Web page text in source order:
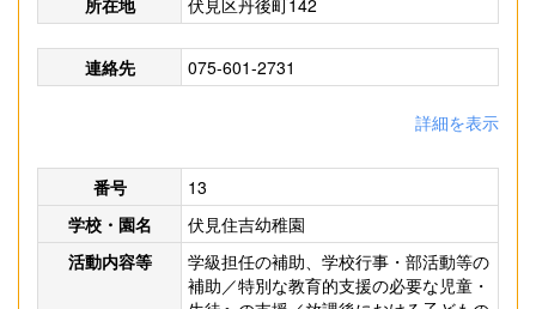
所在地 伏見区丹後町142
連絡先 075-601-2731
詳細を表示
番号
13
学校・園名
伏見住吉幼稚園
活動内容等
学級担任の補助、学校行事・部活動等の
補助／特別な教育的支援の必要な児童・